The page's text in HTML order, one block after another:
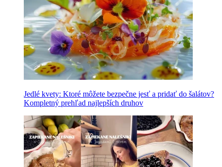
Jedlé kvety: Ktoré môžete bezpečne jesť a pridať do šalátov?
Kompletný prehľad najlepších druhov